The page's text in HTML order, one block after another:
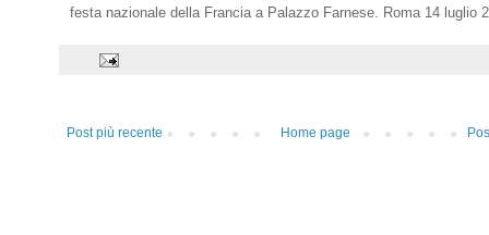
festa nazionale della Francia a Palazzo Farnese. Roma 14 luglio
Post più recente Home page